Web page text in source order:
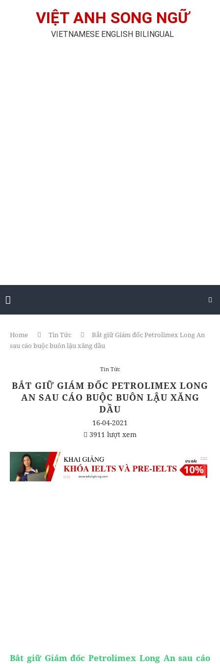
VIỆT ANH SONG NGỮ
VIETNAMESE ENGLISH BILINGUAL
Home Tin Tức
Bắt giữ Giám đốc Petrolimex Long An
sau cáo buộc buôn lậu xăng dầu
Tin Tức
BẮT GIỮ GIÁM ĐỐC PETROLIMEX LONG
AN SAU CÁO BUỘC BUÔN LẬU XĂNG
DẦU
16-04-2021
3911 lượt xem
Bắt giữ Giám đốc Petrolimex Long An sau cáo